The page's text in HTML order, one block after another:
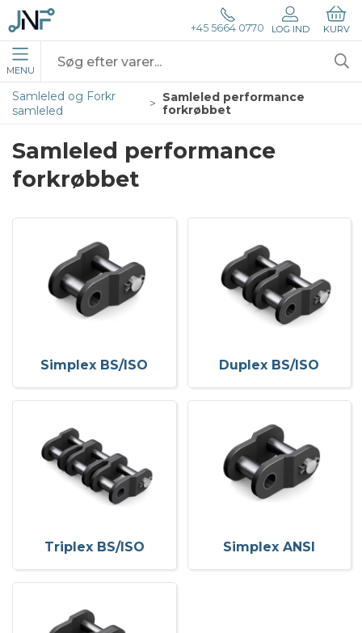
+45 5664 0770 LOG IND KURV
MENU
Samleled og Forkr
samleled
Samleled performance
forkrøbbet
Samleled performance
forkrøbbet
Simplex BS/ISO Duplex BS/ISO
Triplex BS/ISO Simplex ANSI